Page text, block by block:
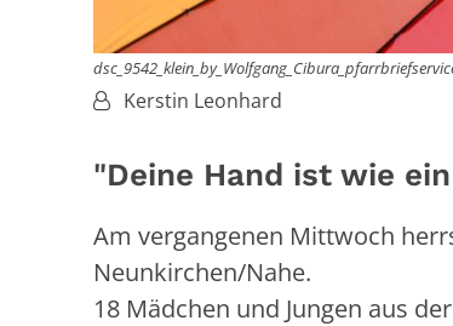
Von:Kerstin Leonhard
"Deine Hand ist wie
Am vergangenen Mittwoch
Neunkirchen/Nahe.
18 Mädchen und Jungen aus